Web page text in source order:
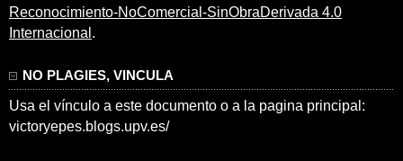
Reconocimiento-NoComercial-SinObraDerivada 4.0
Internacional .
NO PLAGIES, VINCULA
Usa el vínculo a este documento o a la pagina principal:
victoryepes.blogs.upv.es/